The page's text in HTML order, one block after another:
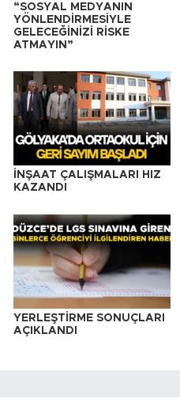
“SOSYAL MEDYANIN
YÖNLENDİRMESİYLE
GELECEĞİNİZİ RİSKE
ATMAYIN”
İNŞAAT ÇALIŞMALARI HIZ
KAZANDI
YERLEŞTİRME SONUÇLARI
AÇIKLANDI